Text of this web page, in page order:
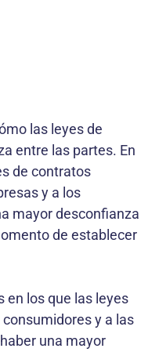
las leyes de
entre las partes. En
de contratos
y a los
mayor desconfianza
de establecer
en los que las leyes
y a las
una mayor